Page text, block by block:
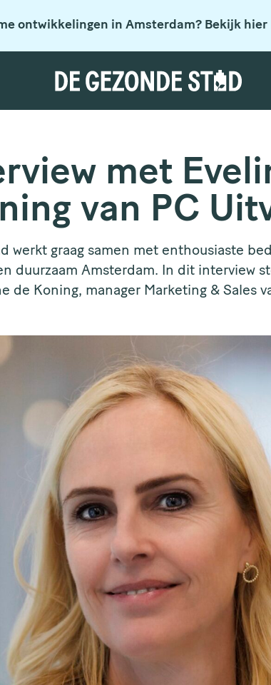
ontwikkelingen in Amsterdam? Bekijk hier
met
van PC
werkt graag samen met enthousiaste
duurzaam Amsterdam. In dit interview
de Koning, manager Marketing & Sales